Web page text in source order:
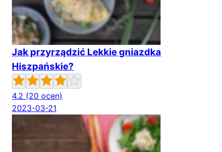
Jak przyrządzić Lekkie gniazdka
Hiszpańskie?
4.2 (20 ocen)
2023-03-21